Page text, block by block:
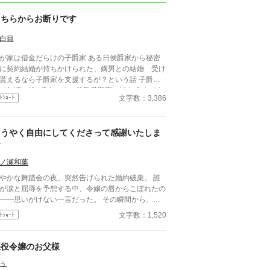
らからお断りです
目
家は借金だらけの子爵家 ある日侯爵家から秘密
契約結婚が持ちかけられた、嫡男との結婚 受け
えるなら子爵家を支援するが？という話 子爵家
は年頃の娘が3人いる 貧乏子爵家に縁を求めてく
はなく、まだ誰も婚約者はいない、侯爵家はその
子爵家だったが娘がこんな時に役に立ってくれる
と大喜び 送り出され娘はドナドナな気分で
義の世界観でのフィクションです。
ｼｮｰﾄ 文字数：3,386
うやく自由にしてくださって感謝いたしま
瀬和葉
かな舞踏会の夜、突然告げられた婚約破棄。 誰
涙と屈辱を予想する中、令嬢の唇からこぼれたの
思いがけない一言だった。 その瞬間から、運
静かに、しかし決定的に動き出す。 ※ご都合で
小説家になろう様でも投稿しています。
ｼｮｰﾄ 文字数：1,520
令嬢のお父様